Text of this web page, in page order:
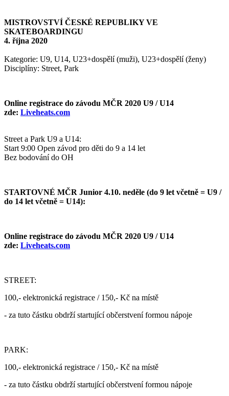
MISTROVSTVÍ ČESKÉ REPUBLIKY VE
SKATEBOARDINGU
4. října 2020
Kategorie: U9, U14, U23+dospělí (muži), U23+dospělí (ženy)
Disciplíny: Street, Park
Online registrace do závodu MČR 2020 U9 / U14
zde: Liveheats.com
Street a Park U9 a U14:
Start 9:00 Open závod pro děti do 9 a 14 let
Bez bodování do OH
STARTOVNÉ MČR Junior 4.10. neděle (do 9 let včetně = U9 /
do 14 let včetně = U14):
Online registrace do závodu MČR 2020 U9 / U14
zde: Liveheats.com
STREET:
100,- elektronická registrace / 150,- Kč na místě
‐ za tuto částku obdrží startující občerstvení formou nápoje
PARK:
100,- elektronická registrace / 150,- Kč na místě
‐ za tuto částku obdrží startující občerstvení formou nápoje